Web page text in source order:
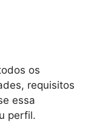
os
requisitos
essa
perfil.